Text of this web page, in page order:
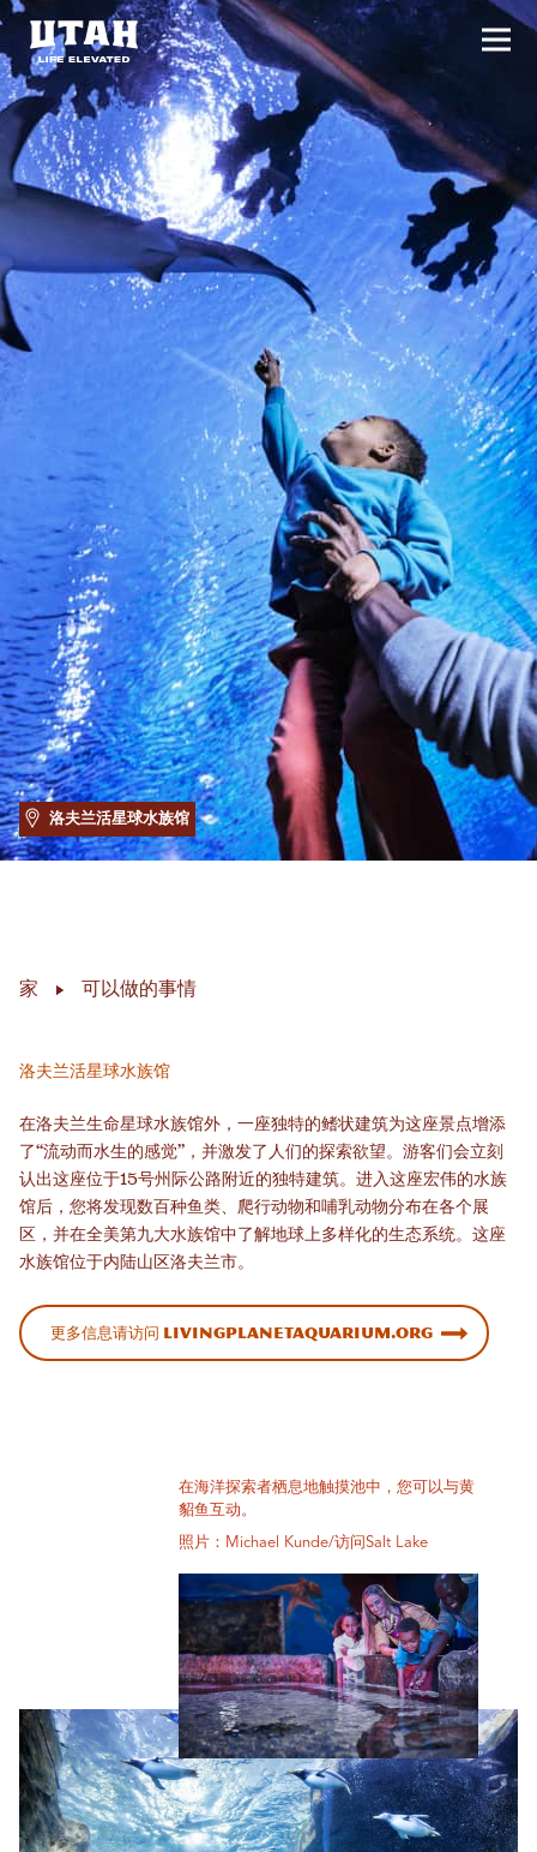
Skip to content
切换
洛夫兰活星球水族馆
家 可以做的事情
洛夫兰活星球水族馆
在洛夫兰生命星球水族馆外，一座独特的鳍状建筑为这座景点增添
了“流动而水生的感觉”，并激发了人们的探索欲望。游客们会立刻
认出这座位于15号州际公路附近的独特建筑。进入这座宏伟的水族
馆后，您将发现数百种鱼类、爬行动物和哺乳动物分布在各个展
区，并在全美第九大水族馆中了解地球上多样化的生态系统。这座
水族馆位于内陆山区洛夫兰市。
更多信息请访问 livingplanetaquarium.org
在海洋探索者栖息地触摸池中，您可以与黄
貂鱼互动。
照片：Michael Kunde/访问Salt Lake